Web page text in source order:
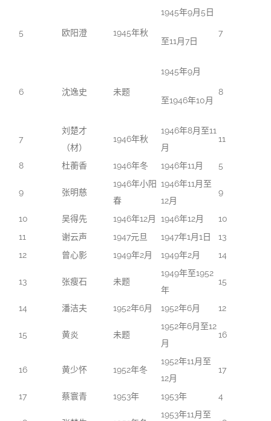
5 欧阳澄 1945年秋
1945年9月5日
至11月7日
7
6 沈逸史 未题
1945年9月
至1946年10月
8
7
刘楚才
（材）
1946年秋
1946年8月至11
月
11
8 杜蘅香 1946年冬 1946年11月 5
9 张明慈
1946年小阳
春
1946年11月至
12月
9
10 吴得先 1946年12月 1946年12月
10
11
谢云声 1947元旦 1947年1月1日
13
12
曾心影 1949年2月 1949年2月 14
13 张瘦石 未题
1949年至1952
年
15
14 潘洁夫 1952年6月 1952年6月 12
15 黄炎 未题
1952年6月至12
月
16
16 黄少怀 1952年冬
1952年11月至
12月
17
17 蔡寰青 1953年 1953年 4
1953年11月至